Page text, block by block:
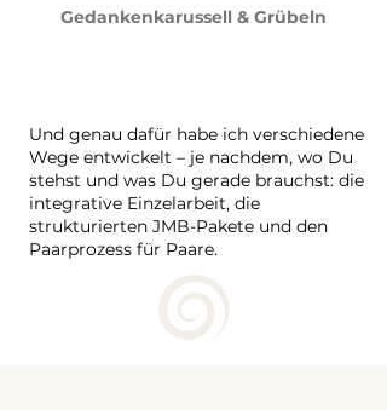
Gedankenkarussell & Grübeln
Und genau dafür habe ich verschiedene
Wege entwickelt – je nachdem, wo Du
stehst und was Du gerade brauchst: die
integrative Einzelarbeit, die
strukturierten JMB-Pakete und den
Paarprozess für Paare.